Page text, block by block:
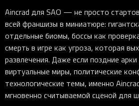
Aincrad для SAO — не просто
всей франшизы в миниатюре:
отдельные биомы, боссы как
смерть в игре как угроза, которая
развлечения. Даже если поздние
виртуальные миры, политические
технологические темы, именно
мгновенно считываемой сценой для